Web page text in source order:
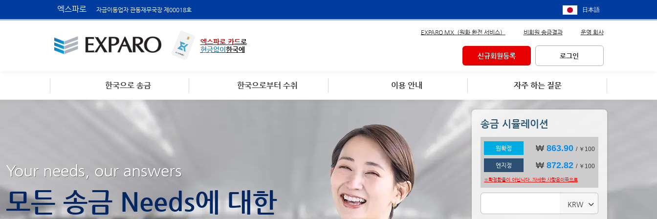
엑스파로 자금이동업자 관동재무국장 제00018호 日本語
엑스파로 카드 로
현금없이 한국에
EXPARO MX（원화 환전 서비스） 비회원 송금결과 운영 회사
신규회원등록 로그인
한국으로 송금 한국으로부터 수취 이용 안내 자주 하는 질문
Your needs, our answers
모든 송금 Needs에 대한
송금 시뮬레이션
원확정 ₩ 863.90 / ￥100
엔지정 ₩ 872.82 / ￥100
※확정환율이 아닙니다. 자세한 사항은이쪽으로
KRW